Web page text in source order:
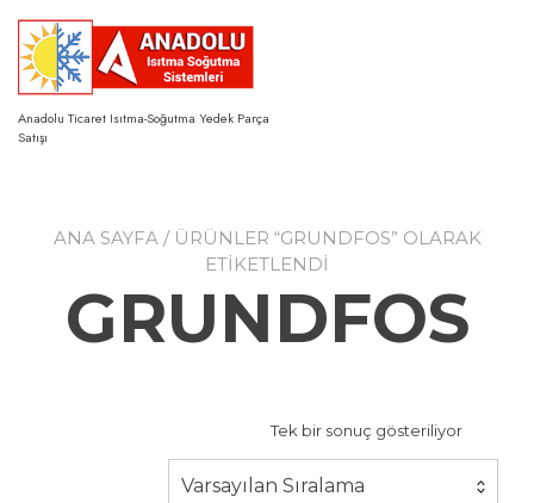
content
Anadolu Ticaret Isıtma-Soğutma Yedek Parça
Satışı
ANA SAYFA/ ÜRÜNLER “GRUNDFOS” OLARAK
ETIKETLENDI
GRUNDFOS
Tek bir sonuç gösteriliyor
Varsayılan Sıralama